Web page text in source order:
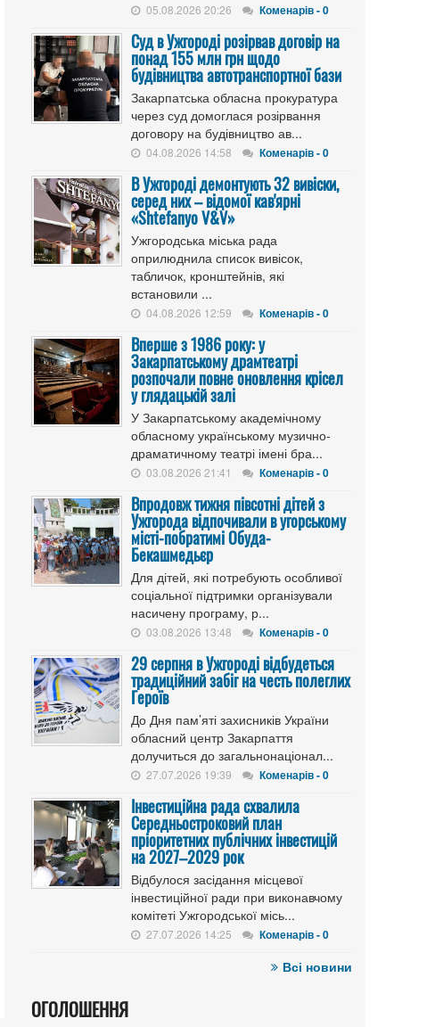
05.08.2026 20:26 Коменарів - 0
Cуд в Ужгороді розірвав договір на
понад 155 млн грн щодо
будівництва автотранспортної бази
Закарпатська обласна прокуратура
через суд домоглася розірвання
договору на будівництво ав...
04.08.2026 14:58 Коменарів - 0
В Ужгороді демонтують 32 вивіски,
серед них – відомої кав'ярні
«Shtefanyo V&V»
Ужгородська міська рада
оприлюднила список вивісок,
табличок, кронштейнів, які
встановили ...
04.08.2026 12:59 Коменарів - 0
Вперше з 1986 року: у
Закарпатському драмтеатрі
розпочали повне оновлення крісел
у глядацькій залі
У Закарпатському академічному
обласному українському музично-
драматичному театрі імені бра...
03.08.2026 21:41 Коменарів - 0
Впродовж тижня півсотні дітей з
Ужгорода відпочивали в угорському
місті-побратимі Обуда-
Бекашмедьєр
Для дітей, які потребують особливої
соціальної підтримки організували
насичену програму, р...
03.08.2026 13:48 Коменарів - 0
29 серпня в Ужгороді відбудеться
традиційний забіг на честь полеглих
Героїв
До Дня пам’яті захисників України
обласний центр Закарпаття
долучиться до загальнонаціонал...
27.07.2026 19:39 Коменарів - 0
Інвестиційна рада схвалила
Середньостроковий план
пріоритетних публічних інвестицій
на 2027–2029 рок
Відбулося засідання місцевої
інвестиційної ради при виконавчому
комітеті Ужгородської місь...
27.07.2026 14:25 Коменарів - 0
Всі новини
ОГОЛОШЕННЯ